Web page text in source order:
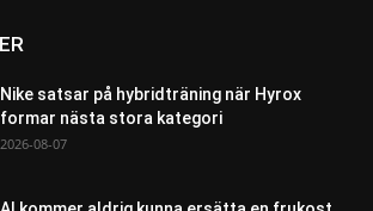
Nike satsar på hybridträning när Hyrox
formar nästa stora kategori
2026-08-07